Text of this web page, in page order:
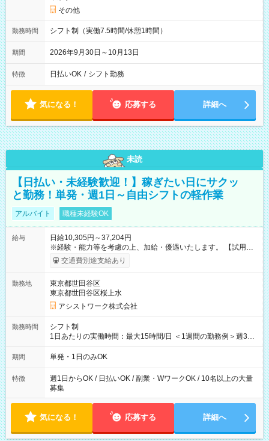
その他
勤務時間 シフト制（実働7.5時間/休憩1時間）
期間 2026年9月30日～10月13日
特徴 日払いOK / シフト勤務
気になる！ 応募する 詳細へ
未読
【日払い・未経験歓迎！】稼ぎたい日にサクッ
と勤務！単発・週1日～自由シフトの軽作業
アルバイト 職種未経験OK
給与
日給10,305円～37,204円
※経験・能力等を考慮の上、加給・優遇いたします。 【試用期
間】試用期間なし
交通費別途支給あり
勤務地
東京都世田谷区
東京都世田谷区桜上水
アシストワーク株式会社
勤務時間
シフト制
1日あたりの実働時間：最大15時間/日 ＜1週間の勤務例＞週3回
勤務 勤務：月・水・金 休み：火・木・土・日 好きな時にお仕事
可能です！ ※1日あたりの最大実働時間は日勤、夜勤共に勤務し
期間 単発・1日のみOK
特徴
週1日からOK / 日払いOK / 副業・WワークOK / 10名以上の大量
募集
気になる！ 応募する 詳細へ